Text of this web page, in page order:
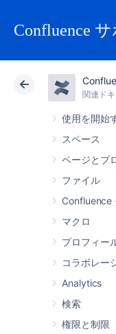
Confluence
関連ド
使用を開始
スペース
ページとブ
ファイル
Confluence
マクロ
プロフィー
コラボレー
Analytics
検索
権限と制限
アトラシアン
クラウド
査
管理者は監査
振り返ること
ティングをし
重要なイベン
る場合に便利で
この機能は
できますが、
範囲になります